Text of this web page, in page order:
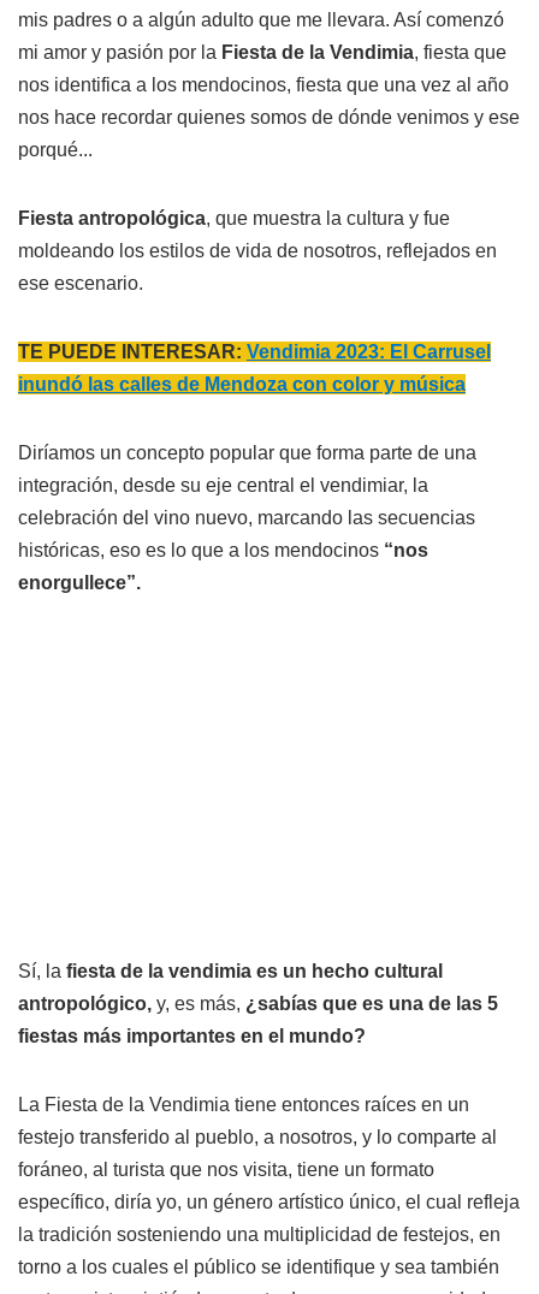
mis padres o a algún adulto que me llevara. Así comenzó
mi amor y pasión por la Fiesta de la Vendimia, fiesta que
nos identifica a los mendocinos, fiesta que una vez al año
nos hace recordar quienes somos de dónde venimos y ese
porqué...
Fiesta antropológica, que muestra la cultura y fue
moldeando los estilos de vida de nosotros, reflejados en
ese escenario.
TE PUEDE INTERESAR: Vendimia 2023: El Carrusel
inundó las calles de Mendoza con color y música
Diríamos un concepto popular que forma parte de una
integración, desde su eje central el vendimiar, la
celebración del vino nuevo, marcando las secuencias
históricas, eso es lo que a los mendocinos “nos
enorgullece”.
Sí, la fiesta de la vendimia es un hecho cultural
antropológico, y, es más, ¿sabías que es una de las 5
fiestas más importantes en el mundo?
La Fiesta de la Vendimia tiene entonces raíces en un
festejo transferido al pueblo, a nosotros, y lo comparte al
foráneo, al turista que nos visita, tiene un formato
específico, diría yo, un género artístico único, el cual refleja
la tradición sosteniendo una multiplicidad de festejos, en
torno a los cuales el público se identifique y sea también